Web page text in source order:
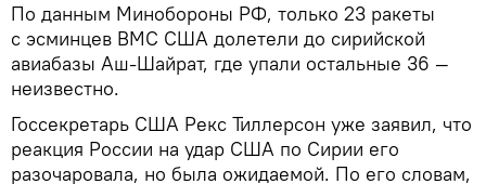
По данным Минобороны РФ, только 23 ракеты
с эсминцев ВМС США долетели до сирийской
авиабазы Аш-Шайрат, где упали остальные 36 —
неизвестно.
Госсекретарь США Рекс Тиллерсон уже заявил, что
реакция России на удар США по Сирии его
разочаровала, но была ожидаемой. По его словам,